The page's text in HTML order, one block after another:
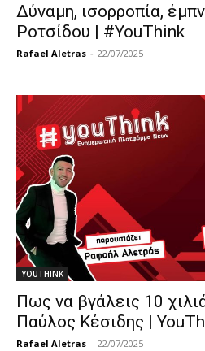
Δύναμη, ισορροπία,
Ροτσίδου | #YouThink
Rafael Aletras - 22/07/2025
YOUTHINK
Πως να βγάλεις 10
Παύλος Κέσιδης |
Rafael Aletras - 22/07/2025